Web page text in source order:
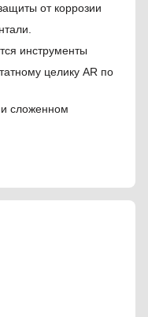
от коррозии
инструменты
целику AR по
сложенном